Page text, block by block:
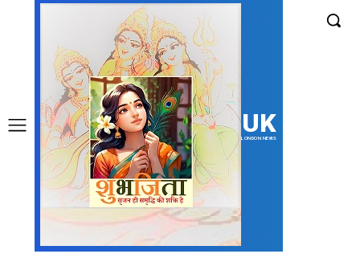
UK
LONDON NEWS